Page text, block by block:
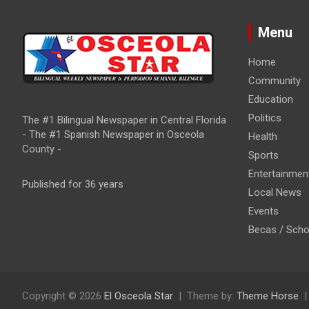
The #1 Bilingual Newspaper in Central Florida
- The #1 Spanish Newspaper in Osceola
County -
Published for 36 years
Menu
Home
Community
Education
Politics
Health
Sports
Local News
Events
Becas /
Copyright © 2026 El Osceola Star Theme by: Theme Horse